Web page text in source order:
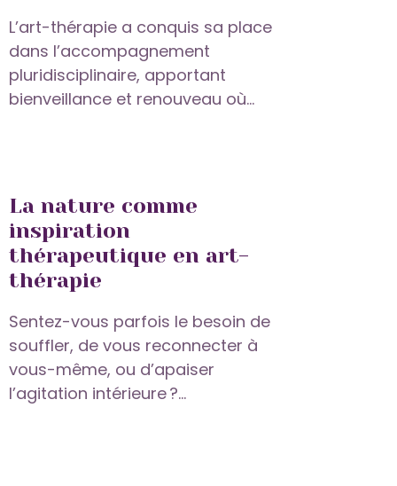
L’art-thérapie a conquis sa place
dans l’accompagnement
pluridisciplinaire, apportant
bienveillance et renouveau où...
La nature comme
inspiration
thérapeutique en art-
thérapie
Sentez-vous parfois le besoin de
souffler, de vous reconnecter à
vous-même, ou d’apaiser
l’agitation intérieure ?...